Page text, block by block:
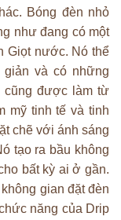
Bóng đèn nhỏ
như đang có một
Giọt nước. Nó thể
giản và có những
cũng được làm từ
mỹ tinh tế và tinh
chẽ với ánh sáng
tạo ra bầu không
bất kỳ ai ở gần.
gian đặt đèn
năng của Drip